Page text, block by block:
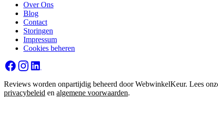
Over Ons
Blog
Contact
Storingen
Impressum
Cookies beheren
Reviews worden onpartijdig beheerd door WebwinkelKeur. Lees
privacybeleid en algemene voorwaarden.